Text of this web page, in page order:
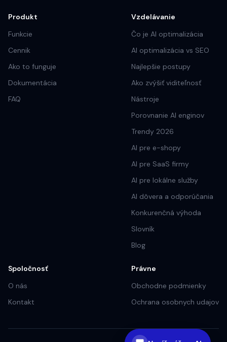
Produkt
Funkcie
Cennik
Ako to funguje
Dokumentácia
FAQ
Vzdelávanie
Čo je AI optimalizácia
AI optimalizácia vs SEO
Najlepšie postupy
Ako zvýšiť viditeľnosť
Nástroje
Porovnanie AI enginov
Trendy 2026
AI pre e-shopy
AI pre SaaS firmy
AI pre lokálne služby
AI dôvera a odporúčania
Konkurenčná výhoda
Slovník
Blog
Spoločnosť
O nás
Kontakt
Právne
Obchodne podmienky
Ochrana osobnych udajov